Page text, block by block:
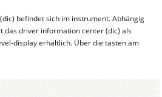
befindet sich im instrument. Abhängig
das driver information center (dic) als
display erhältlich. Über die tasten am